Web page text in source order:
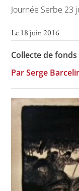
Journée Serbe 23
Le 18 juin 2016
Collecte de
Par Serge